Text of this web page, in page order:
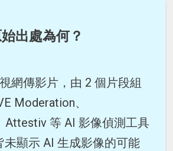
出處為何？
網傳影片，由 2 個片段組
Moderation、
Attestiv 等 AI 影像偵測工具
未顯示 AI 生成影像的可能